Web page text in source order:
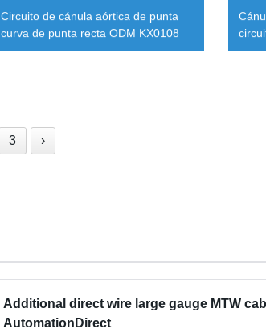
Circuito de cánula aórtica de punta
curva de punta recta ODM KX0108
3 ›
Additional direct wire large gauge MTW
AutomationDirect